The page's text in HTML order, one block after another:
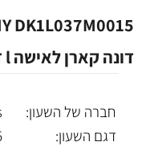
דונה קארן לאישה l דגם חדש l
חברה של השעון:
דגם השעון: